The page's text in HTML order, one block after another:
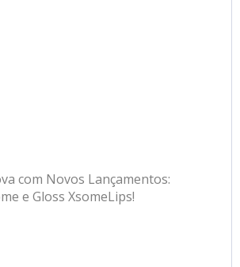
com Novos Lançamentos:
e Gloss XsomeLips!